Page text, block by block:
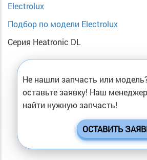
Electrolux
Подбор по модели Electrolux
Серия Heatronic DL
Не нашли запчасть или
оставьте заявку! Наш
найти нужную запчасть!
ОСТАВИТЬ